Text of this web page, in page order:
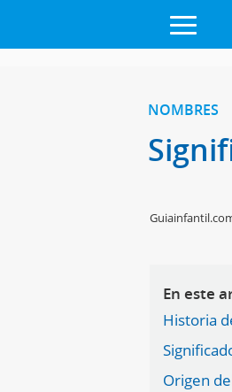
NOMBRES
En este
Historia
Origen